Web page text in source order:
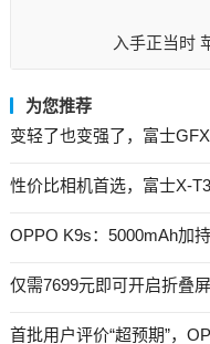
入手正当时
为您推荐
变轻了也变强了，富士
性价比相机首选，富士X-
OPPO K9s：5000mAh加
仅需7699元即可开启折叠
首批用户评价“超预期”，